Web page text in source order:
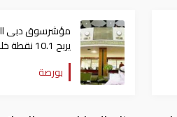
مؤشرسوق دبى
يربح 10.1
تعاملات اليوم
بورصة